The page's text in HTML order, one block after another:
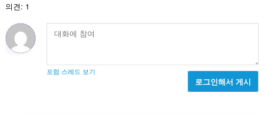
의견: 1
포럼 스레드 보기
로그인해서 게시